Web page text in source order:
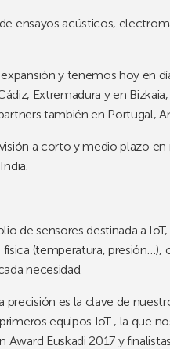
ensayos acústicos,
y tenemos hoy en
Extremadura y en
también en Portugal,
a corto y medio plazo
de sensores destinada a
(temperatura, presión…),
necesidad.
precisión es la clave de
equipos IoT , la que
Euskadi 2017 y